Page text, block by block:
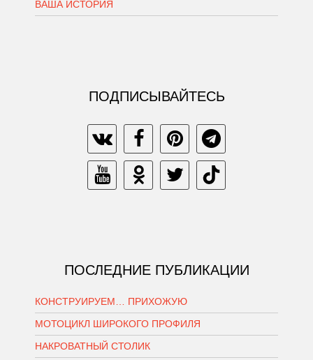
ВАША ИСТОРИЯ
ПОДПИСЫВАЙТЕСЬ
ПОСЛЕДНИЕ ПУБЛИКАЦИИ
КОНСТРУИРУЕМ… ПРИХОЖУЮ
МОТОЦИКЛ ШИРОКОГО ПРОФИЛЯ
НАКРОВАТНЫЙ СТОЛИК